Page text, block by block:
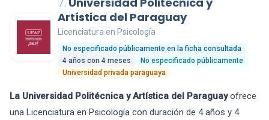
Artística del Paraguay
Licenciatura en Psicología
No especificado públicamente en la ficha consultada
4 años con 4 meses
No especificado públicamente
Universidad privada paraguaya
La Universidad Politécnica y Artística del Paraguayofrece
una Licenciatura en Psicología con duración de 4 años y 4